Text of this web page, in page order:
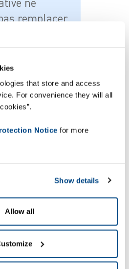
that store and access
For convenience they will all
Notice for more
Show details
Allow all
remplacer
où
de la
l'humain
par les opérateurs.
aspects physiquement
la marche excessive
concentrer sur des activités